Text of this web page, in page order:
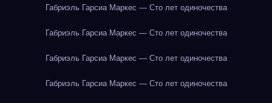
Габриэль Гарсиа Маркес — Сто лет одиночества
Габриэль Гарсиа Маркес — Сто лет одиночества
Габриэль Гарсиа Маркес — Сто лет одиночества
Габриэль Гарсиа Маркес — Сто лет одиночества